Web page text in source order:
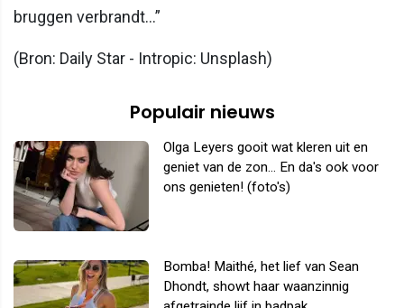
bruggen verbrandt...”
(Bron: Daily Star - Intropic: Unsplash)
Populair nieuws
Olga Leyers gooit wat kleren uit en
geniet van de zon... En da's ook voor
ons genieten! (foto's)
Bomba! Maithé, het lief van Sean
Dhondt, showt haar waanzinnig